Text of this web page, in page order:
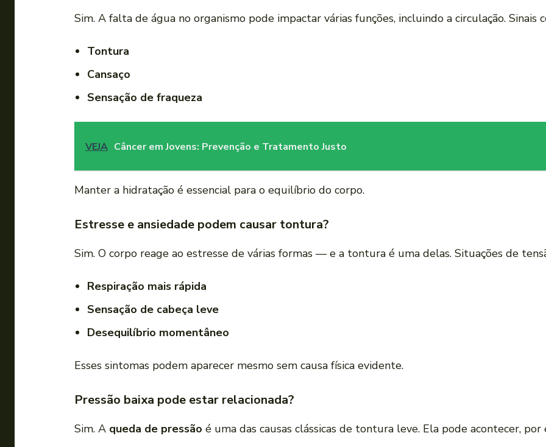
Sim. A falta de água no organismo pode impactar várias funções, incluindo a circulação. Sinais
Tontura
Cansaço
Sensação de fraqueza
VEJA Câncer em Jovens: Prevenção e Tratamento Justo
Manter a hidratação é essencial para o equilíbrio do corpo.
Estresse e ansiedade podem causar tontura?
Sim. O corpo reage ao estresse de várias formas — e a tontura é uma delas. Situações de
Respiração mais rápida
Sensação de cabeça leve
Desequilíbrio momentâneo
Esses sintomas podem aparecer mesmo sem causa física evidente.
Pressão baixa pode estar relacionada?
Sim. A queda de pressão é uma das causas clássicas de tontura leve. Ela pode acontecer, por